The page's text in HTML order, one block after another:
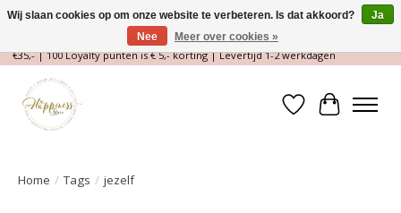
Magische Conceptstore, Edelstenen & Spirituele winkel | Gratis verzending >
€35,- | 100 Loyalty punten is € 5,- korting | Levertijd 1-2 werkdagen
Verlanglijst
Home / Tags / jezelf
Wij slaan cookies op om onze website te verbeteren. Is dat akkoord?
Ja
Nee
Meer over cookies »